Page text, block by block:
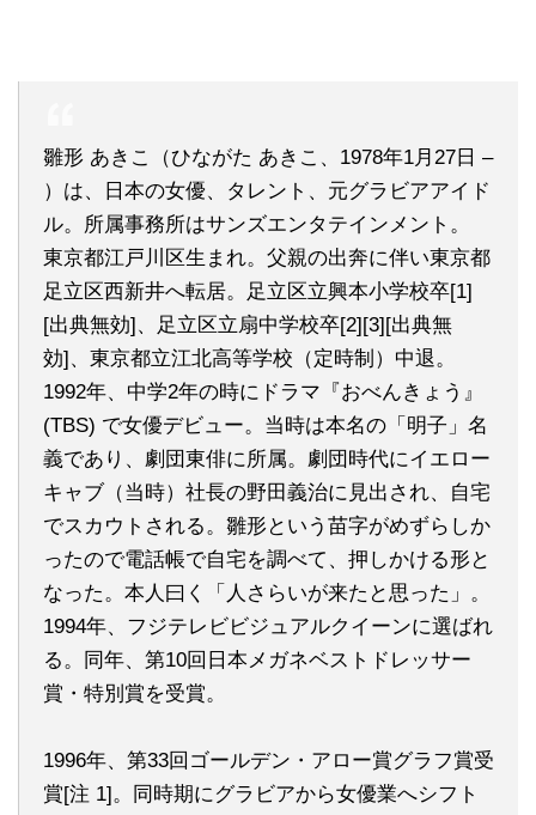
雛形 あきこ（ひながた あきこ、1978年1月27日 –
）は、日本の女優、タレント、元グラビアアイド
ル。所属事務所はサンズエンタテインメント。
東京都江戸川区生まれ。父親の出奔に伴い東京都
足立区西新井へ転居。足立区立興本小学校卒[1]
[出典無効]、足立区立扇中学校卒[2][3][出典無
効]、東京都立江北高等学校（定時制）中退。
1992年、中学2年の時にドラマ『おべんきょう』
(TBS) で女優デビュー。当時は本名の「明子」名
義であり、劇団東俳に所属。劇団時代にイエロー
キャブ（当時）社長の野田義治に見出され、自宅
でスカウトされる。雛形という苗字がめずらしか
ったので電話帳で自宅を調べて、押しかける形と
なった。本人曰く「人さらいが来たと思った」。
1994年、フジテレビビジュアルクイーンに選ばれ
る。同年、第10回日本メガネベストドレッサー
賞・特別賞を受賞。
1996年、第33回ゴールデン・アロー賞グラフ賞受
賞[注 1]。同時期にグラビアから女優業へシフト